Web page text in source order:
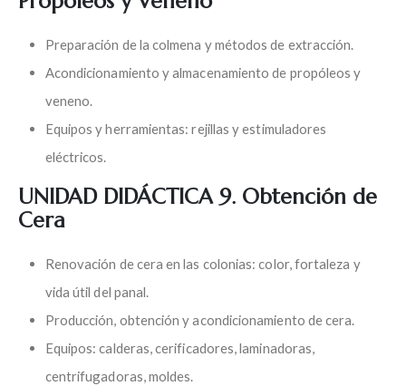
Preparación de la colmena y métodos de extracción.
Acondicionamiento y almacenamiento de propóleos y
veneno.
Equipos y herramientas: rejillas y estimuladores
eléctricos.
UNIDAD DIDÁCTICA 9. Obtención de
Cera
Renovación de cera en las colonias: color, fortaleza y
vida útil del panal.
Producción, obtención y acondicionamiento de cera.
Equipos: calderas, cerificadores, laminadoras,
centrifugadoras, moldes.